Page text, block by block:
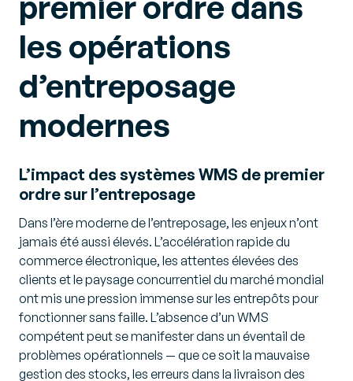
les opérations
d’entreposage
modernes
L’impact des systèmes WMS de premier
ordre sur l’entreposage
Dans l’ère moderne de l’entreposage, les enjeux n’ont
jamais été aussi élevés. L’accélération rapide du
commerce électronique, les attentes élevées des
clients et le paysage concurrentiel du marché mondial
ont mis une pression immense sur les entrepôts pour
fonctionner sans faille. L’absence d’un WMS
compétent peut se manifester dans un éventail de
problèmes opérationnels — que ce soit la mauvaise
gestion des stocks, les erreurs dans la livraison des